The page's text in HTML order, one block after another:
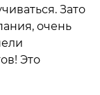
Зато
очень
Это